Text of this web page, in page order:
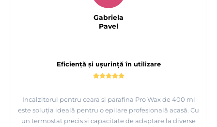
Eficiență și ușurință în utilizare
Incalzitorul pentru ceara si parafina Pro Wax de 400 ml
este soluția ideală pentru o epilare profesională acasă. Cu
un termostat precis și capacitate de adaptare la diverse
Gabriela
Pavel